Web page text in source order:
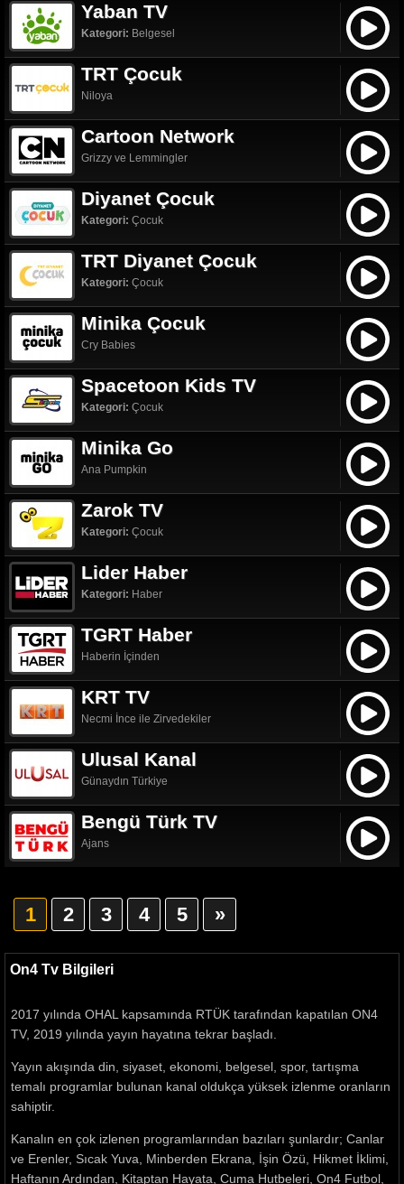
Yaban TV
Kategori: Belgesel
TRT Çocuk
Niloya
Cartoon Network
Grizzy ve Lemmingler
Diyanet Çocuk
Kategori: Çocuk
TRT Diyanet Çocuk
Kategori: Çocuk
Minika Çocuk
Cry Babies
Spacetoon Kids TV
Kategori: Çocuk
Minika Go
Ana Pumpkin
Zarok TV
Kategori: Çocuk
Lider Haber
Kategori: Haber
TGRT Haber
Haberin İçinden
KRT TV
Necmi İnce ile Zirvedekiler
Ulusal Kanal
Günaydın Türkiye
Bengü Türk TV
Ajans
1 2 3 4 5 »
On4 Tv Bilgileri
2017 yılında OHAL kapsamında RTÜK tarafından kapatılan ON4
TV, 2019 yılında yayın hayatına tekrar başladı.
Yayın akışında din, siyaset, ekonomi, belgesel, spor, tartışma
temalı programlar bulunan kanal oldukça yüksek izlenme oranların
sahiptir.
Kanalın en çok izlenen programlarından bazıları şunlardır; Canlar
ve Erenler, Sıcak Yuva, Minberden Ekrana, İşin Özü, Hikmet İklimi,
Haftanın Ardından, Kitaptan Hayata, Cuma Hutbeleri, On4 Futbol,